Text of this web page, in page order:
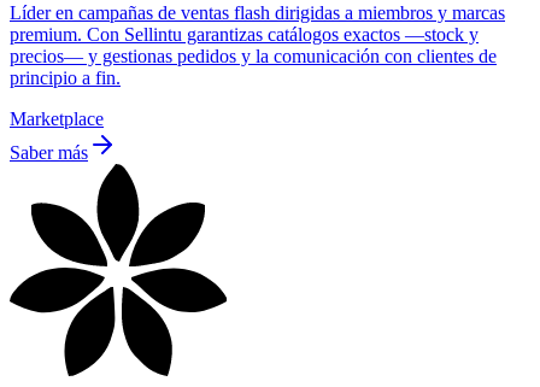
Líder en campañas de ventas flash dirigidas a miembros y marcas
premium. Con Sellintu garantizas catálogos exactos —stock y
precios— y gestionas pedidos y la comunicación con clientes de
principio a fin.
Marketplace
Saber más